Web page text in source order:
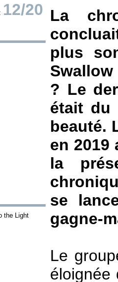
12/20
the Light
La
plus
? Le
était du
beauté.
en 2019
la
se
gagne-
Le
éloignée